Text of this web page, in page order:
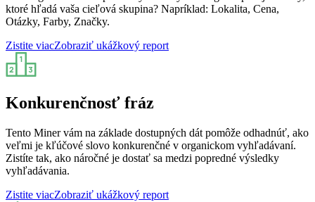
ktoré hľadá vaša cieľová skupina? Napríklad: Lokalita, Cena,
Otázky, Farby, Značky.
Zistite viacZobraziť ukážkový report
Konkurenčnosť fráz
Tento Miner vám na základe dostupných dát pomôže odhadnúť, ako
veľmi je kľúčové slovo konkurenčné v organickom vyhľadávaní.
Zistíte tak, ako náročné je dostať sa medzi popredné výsledky
vyhľadávania.
Zistite viacZobraziť ukážkový report